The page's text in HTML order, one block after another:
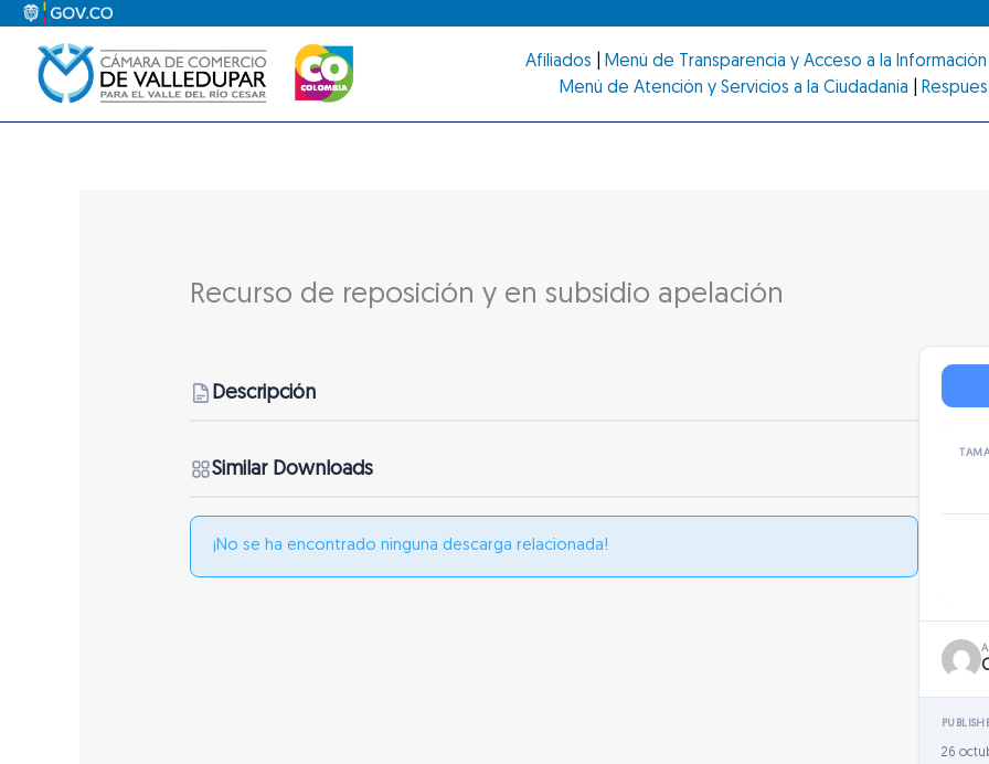
contenido
Afiliados Menú de Transparencia y Acceso a la Información
Menú de Atención y Servicios a la Ciudadanía
Recurso de reposición y en subsidio apelación
Descripción
Similar Downloads
¡No se ha encontrado ninguna descarga relacionada!
26